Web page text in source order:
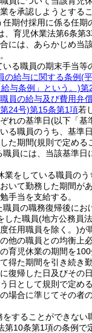
を承認しようとするこ
期付採用に係る任期
、育児休業法第6条第
には、あらかじめ当
る職員の期末手当等
の給与に関する条例(
与条例」という。)第
員の給与及び費用弁
24号)第15条第1項若
れの基準日(以下「基
る職員のうち、基準
た期間(規則で定める
職員には、当該基準日
業をしている職員の
いて勤務した期間が
手当を支給する。
員の職務復帰後にお
した職員(地方公務員
任用職員を除く。)が
他の職員との均衡上
育児休業の期間を
得た期間を引き続き
復帰した日及びその
日として規則で定め
場合に準じてその者
することができない
第10条第1項の条例で